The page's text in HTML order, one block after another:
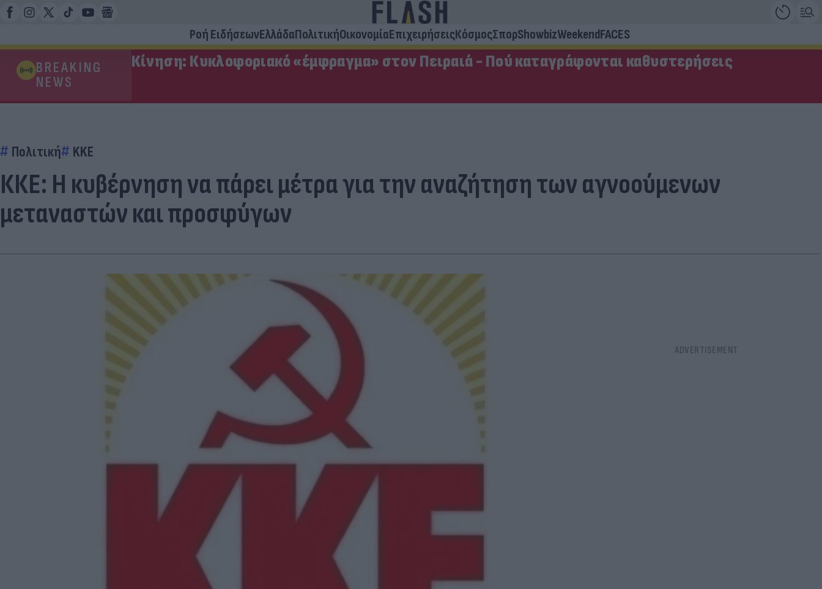
Ροή ΕιδήσεωνΕλλάδαΠολιτικήΟικονομίαΕπιχειρήσειςΚόσμοςΣπορShowbizWeekendFACES
BREAKING
NEWS
Κίνηση: Κυκλοφοριακό «έμφραγμα» στον Πειραιά - Πού καταγράφονται καθυστερήσεις
Πολιτική KKE
ΚΚΕ: Η κυβέρνηση να πάρει μέτρα για την αναζήτηση των αγνοούμενων
μεταναστών και προσφύγων